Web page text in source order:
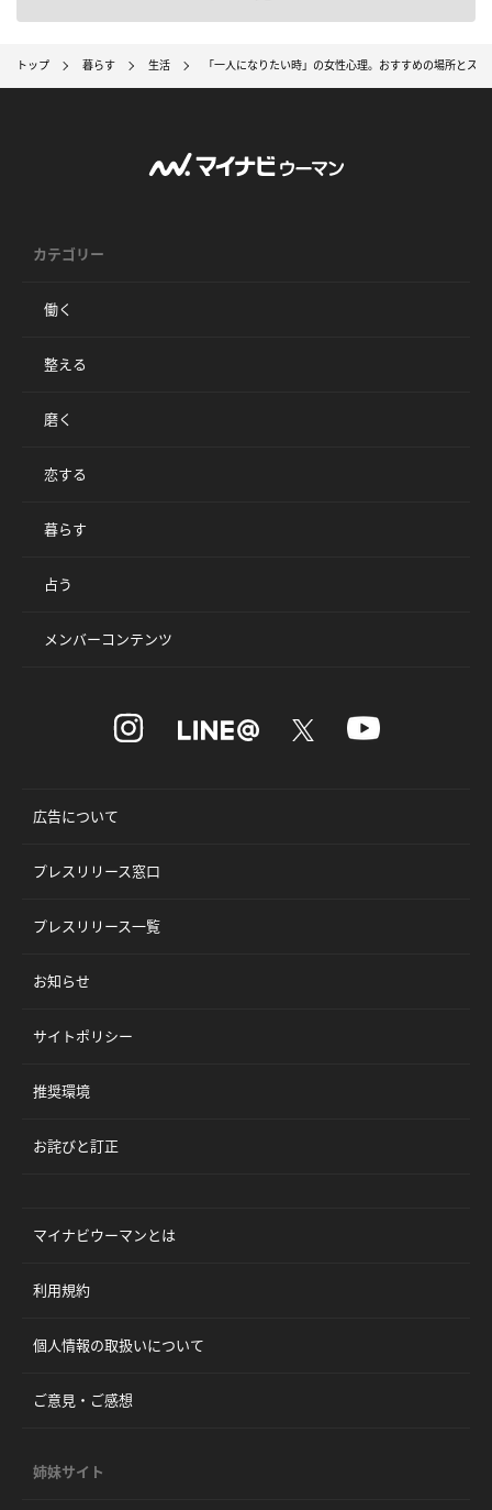
トップ 暮らす 生活 「一人になりたい時」の女性心理。おすすめの場所とス
カテゴリー
働く
整える
磨く
恋する
暮らす
占う
メンバーコンテンツ
広告について
プレスリリース窓口
プレスリリース一覧
お知らせ
サイトポリシー
推奨環境
お詫びと訂正
マイナビウーマンとは
利用規約
個人情報の取扱いについて
ご意見・ご感想
姉妹サイト